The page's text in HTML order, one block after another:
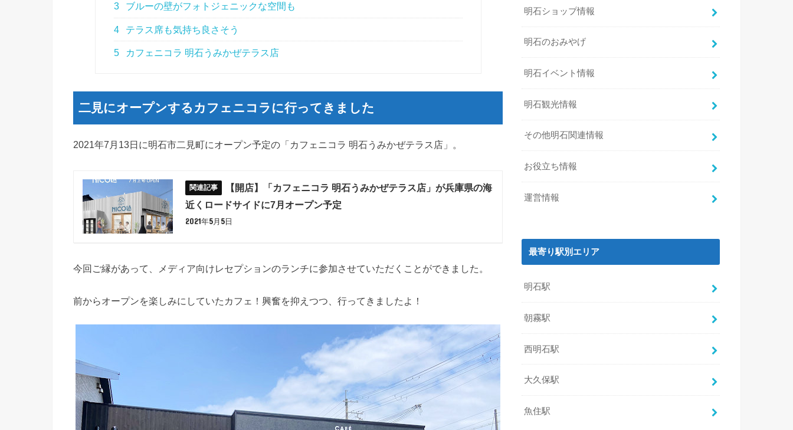
3 ブルーの壁がフォトジェニックな空間も
4 テラス席も気持ち良さそう
5 カフェニコラ 明石うみかぜテラス店
二見にオープンするカフェニコラに行ってきました
2021年7月13日に明石市二見町にオープン予定の「カフェニコラ 明石うみかぜテラス店」。
【開店】「カフェニコラ 明石うみかぜテラス店」が兵庫県の海
近くロードサイドに7月オープン予定
2021年5月5日
今回ご縁があって、メディア向けレセプションのランチに参加させていただくことができました。
前からオープンを楽しみにしていたカフェ！興奮を抑えつつ、行ってきましたよ！
明石ショップ情報
明石のおみやげ
明石イベント情報
明石観光情報
その他明石関連情報
お役立ち情報
運営情報
最寄り駅別エリア
明石駅
朝霧駅
西明石駅
大久保駅
魚住駅